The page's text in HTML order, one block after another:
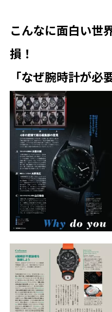
こんなに面白い世
損！
「なぜ腕時計が必